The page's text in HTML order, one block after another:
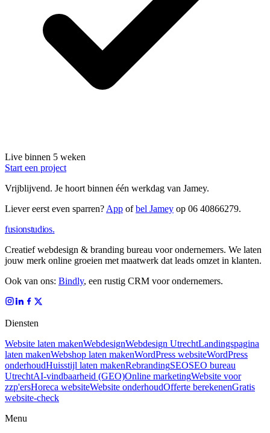
Live binnen 5 weken
Start een project
Vrijblijvend. Je hoort binnen één werkdag van Jamey.
Liever eerst even sparren? App of bel Jamey op 06 40866279.
fusionstudios.
Creatief webdesign & branding bureau voor ondernemers. We laten
jouw merk online groeien met maatwerk dat leads omzet in klanten.
Ook van ons: Bindly, een rustig CRM voor ondernemers.
Diensten
Website laten makenWebdesignWebdesign UtrechtLandingspagina
laten makenWebshop laten makenWordPress websiteWordPress
onderhoudHuisstijl laten makenRebrandingSEOSEO bureau
UtrechtAI-vindbaarheid (GEO)Online marketingWebsite voor
zzp'ersHoreca websiteWebsite onderhoudOfferte berekenenGratis
website-check
Menu